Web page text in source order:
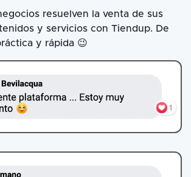
resuelven la venta de sus
y servicios con Tiendup. De
y rápida 😉